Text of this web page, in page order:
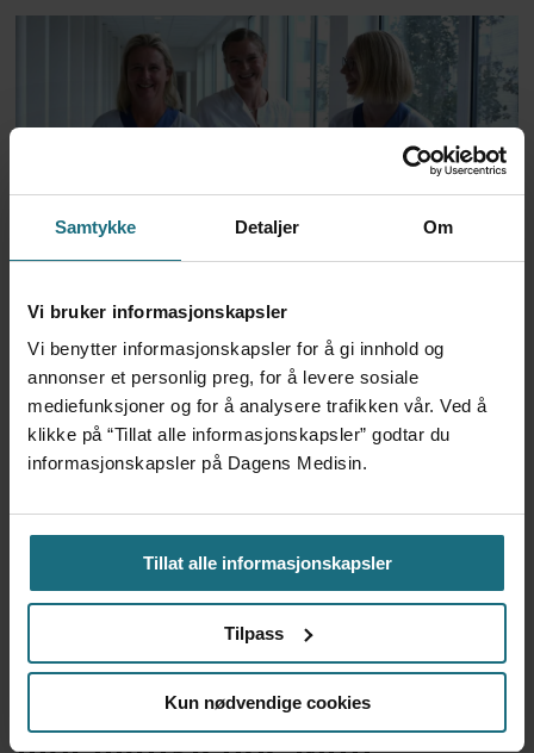
Samtykke Detaljer Om
Vi bruker informasjonskapsler
Vi benytter informasjonskapsler for å gi innhold og
annonser et personlig preg, for å levere sosiale
mediefunksjoner og for å analysere trafikken vår. Ved å
klikke på “Tillat alle informasjonskapsler” godtar du
informasjonskapsler på Dagens Medisin.
Tillat alle informasjonskapsler
Tilpass
Kun nødvendige cookies
etter pilotprosjekt
Ebolautbruddet:
Helsearbeidere protesterer